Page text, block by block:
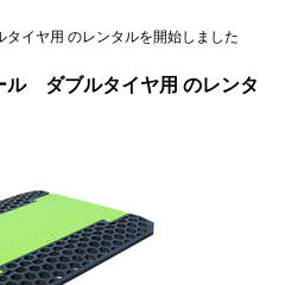
イヤ用 のレンタルを開始しました
ル ダブルタイヤ用 のレンタ